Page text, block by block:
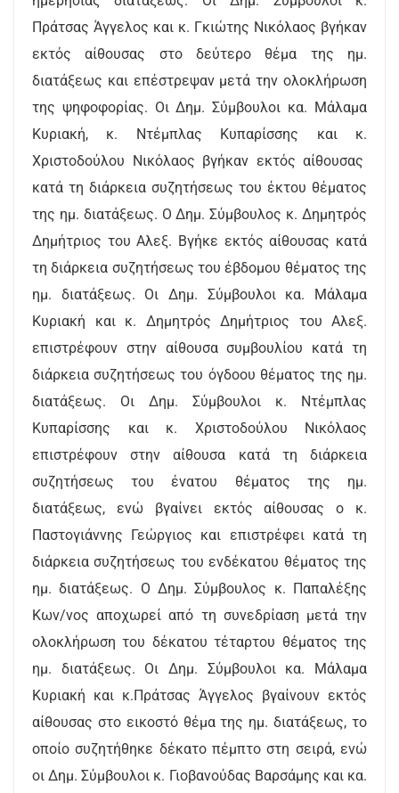
Πράτσας Άγγελος και κ. Γκιώτης Νικόλαος βγήκαν
εκτός αίθουσας στο δεύτερο θέμα της ημ.
διατάξεως και επέστρεψαν μετά την ολοκλήρωση
της ψηφοφορίας. Οι Δημ. Σύμβουλοι κα. Μάλαμα
Κυριακή, κ. Ντέμπλας Κυπαρίσσης και κ.
Χριστοδούλου Νικόλαος βγήκαν εκτός αίθουσας
κατά τη διάρκεια συζητήσεως του έκτου θέματος
της ημ. διατάξεως. Ο Δημ. Σύμβουλος κ. Δημητρός
Δημήτριος του Αλεξ. Βγήκε εκτός αίθουσας κατά
τη διάρκεια συζητήσεως του έβδομου θέματος της
ημ. διατάξεως. Οι Δημ. Σύμβουλοι κα. Μάλαμα
Κυριακή και κ. Δημητρός Δημήτριος του Αλεξ.
επιστρέφουν στην αίθουσα συμβουλίου κατά τη
διάρκεια συζητήσεως του όγδοου θέματος της ημ.
διατάξεως. Οι Δημ. Σύμβουλοι κ. Ντέμπλας
Κυπαρίσσης και κ. Χριστοδούλου Νικόλαος
επιστρέφουν στην αίθουσα κατά τη διάρκεια
συζητήσεως του ένατου θέματος της ημ.
διατάξεως, ενώ βγαίνει εκτός αίθουσας ο κ.
Παστογιάννης Γεώργιος και επιστρέφει κατά τη
διάρκεια συζητήσεως του ενδέκατου θέματος της
ημ. διατάξεως. Ο Δημ. Σύμβουλος κ. Παπαλέξης
Κων/νος αποχωρεί από τη συνεδρίαση μετά την
ολοκλήρωση του δέκατου τέταρτου θέματος της
ημ. διατάξεως. Οι Δημ. Σύμβουλοι κα. Μάλαμα
Κυριακή και κ.Πράτσας Άγγελος βγαίνουν εκτός
αίθουσας στο εικοστό θέμα της ημ. διατάξεως, το
οποίο συζητήθηκε δέκατο πέμπτο στη σειρά, ενώ
οι Δημ. Σύμβουλοι κ. Γιοβανούδας Βαρσάμης και κα.